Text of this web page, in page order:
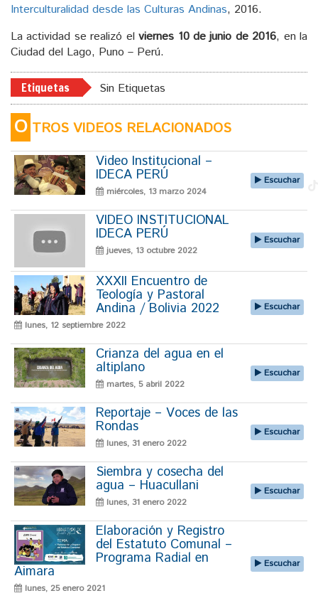
Interculturalidad desde las Culturas Andinas, 2016.
La actividad se realizó elviernes 10 de junio de 2016, en la
Ciudad del Lago, Puno – Perú.
Etiquetas Sin Etiquetas
O TROS VIDEOS RELACIONADOS
Video Institucional –
IDECA PERÚ
miércoles, 13 marzo 2024
Escuchar
VIDEO INSTITUCIONAL
IDECA PERÚ
jueves, 13 octubre 2022
Escuchar
XXXII Encuentro de
Teología y Pastoral
Andina / Bolivia 2022
lunes, 12 septiembre 2022
Escuchar
Crianza del agua en el
altiplano
martes, 5 abril 2022
Escuchar
Reportaje – Voces de las
Rondas
lunes, 31 enero 2022
Escuchar
Siembra y cosecha del
agua – Huacullani
lunes, 31 enero 2022
Escuchar
Elaboración y Registro
del Estatuto Comunal –
Programa Radial en
Aimara
lunes, 25 enero 2021
Escuchar